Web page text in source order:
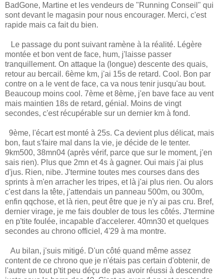
BadGone, Martine et les vendeurs de "Running Conseil" qui
sont devant le magasin pour nous encourager. Merci, c'est
rapide mais ca fait du bien.
Le passage du pont suivant ramène à la réalité. Légère
montée et bon vent de face, hum, j'laisse passer
tranquillement. On attaque la (longue) descente des quais,
retour au bercail. 6ème km, j'ai 15s de retard. Cool. Bon par
contre on a le vent de face, ca va nous tenir jusqu'au bout.
Beaucoup moins cool. 7ème et 8ème, j'en bave face au vent
mais maintien 18s de retard, génial. Moins de vingt
secondes, c'est récupérable sur un dernier km à fond.
9ème, l'écart est monté à 25s. Ca devient plus délicat, mais
bon, faut s'faire mal dans la vie, je décide de le tenter.
9km500, 38mn04 (après vérif, parce que sur le moment, j'en
sais rien). Plus que 2mn et 4s à gagner. Oui mais j'ai plus
d'jus. Rien, nibe. J'termine toutes mes courses dans des
sprints à m'en arracher les tripes, et là j'ai plus rien. Ou alors
c'est dans la tête, j'attendais un panneau 500m, ou 300m,
enfin qqchose, et là rien, peut être que je n'y ai pas cru. Bref,
dernier virage, je me fais doubler de tous les côtés. J'termine
en p'tite foulée, incapable d'accelerer. 40mn30 et quelques
secondes au chrono officiel, 4'29 à ma montre.
Au bilan, j'suis mitigé. D'un côté quand même assez
content de ce chrono que je n'étais pas certain d'obtenir, de
l'autre un tout p'tit peu déçu de pas avoir réussi à descendre